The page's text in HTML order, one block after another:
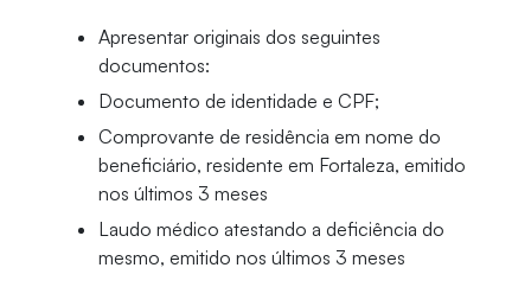
Apresentar originais dos seguintes
documentos:
Documento de identidade e CPF;
Comprovante de residência em nome do
beneficiário, residente em Fortaleza, emitido
nos últimos 3 meses
Laudo médico atestando a deficiência do
mesmo, emitido nos últimos 3 meses